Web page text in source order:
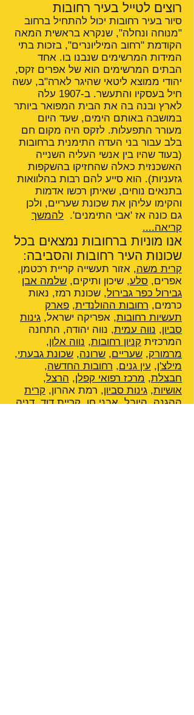
רוצים לטייל בעיר רחובות
סיור בעיר רחובות יכול להתחיל ברחוב
"מנוחה ונחלה", שנקרא בראשית המאה
הקודמת "רחוב המיליונרים", בזכות בתי
המידות המרשימים שנבנו בו. אחד
הבתים המרשימים הוא של אפרים זקס,
יהודי ממוצא ליטאי שהיגר לארה"ב, עשה
חיל בעסקיו והתעשר. ב-1907 עלה
לארץ ובנה בה את הבית המפואר ביותר
במושבה באותם הימים, שעד היום
מעורר התפעלות. לזקס היה מקום חם
בלב עבור בני העדה התימנית ברחובות
(בעוד שהיו בין אנשי העליה השנייה
האשכנזית כאלה שהחזיקו בהשקפות
גזעניות). הוא סייע להם רבות בהלוואות
בתנאים נוחים, שאיתן רכשו אדמות
והקימו עליהן את שכונת שעריים, ולכן
גם כונה אז 'אבי התימנים'. להמשך
קריאה....
אנו מוניות ברחובות נמצאים בכל
שכונות העיר רחובות והסביבה:
קרית משה, אזור תעשייה קריית רכטמן,
אפרים, סלע, שיכון ותיקים, שלמה אבן
גבירול כפר גבירול, שכונת רמז, נאות
כרמים, רחובות ההולנדית, פארק
תעשיות רחובות, אפריקה ישראל, גינות
סביון, נווה עמית, נווה יהודה, התחנה
המרכזית קניון רחובות, נווה אלון,
מרמורק, שעריים, שרונה, שכונת גבעתי,
מילצ'ן, עין גנים, רחובות החדשה,
חבצלת, מרכז רפואי קפלן, הרצל,
אושיות, גינות סביון, רמת אהרון, קרית
ההגנה,היובל, אבני חן,קריית דוד,דניה,